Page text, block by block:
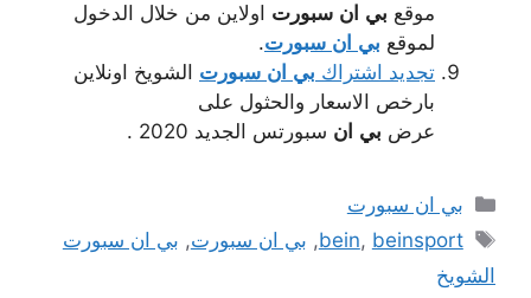
موقع بي ان سبورت اولاين من خلال الدخول
لموقع بي ان سبورت.
تجديد اشتراك بي ان سبورت الشويخ اونلاين
بارخص الاسعار والحثول على
عرض بي ان سبورتس الجديد 2020 .
التصنيفات
بي ان سبورت
الوسوم
bein, beinsport
, بي ان سبورت, بي ان سبورت
الشويخ